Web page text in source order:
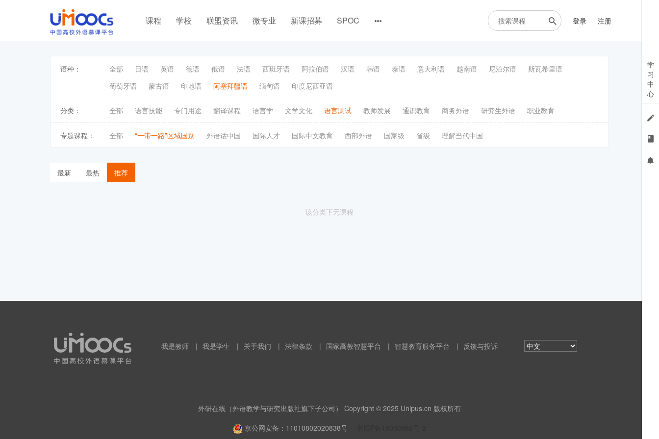
课程 学校 联盟资讯 微专业 新课招募 SPOC 登录 注册
语种： 全部 日语 英语 德语 俄语 法语 西班牙语 阿拉伯语 汉语 韩语 泰语 意大利语 越南语 尼泊尔语
斯瓦希里语
葡萄牙语
蒙古语 印地语 阿塞拜疆语 缅甸语 印度尼西亚语
分类： 全部 语言技能 专门用途 翻译课程 语言学 文学文化 语言测试 教师发展 通识教育 商务外语 研究生外语 职业教育
专题课程： 全部 “一带一路”区域国别 外语话中国 国际人才 国际中文教育 西部外语 国家级 省级 理解当代中国
最新 最热 推荐
该分类下无课程
我是教师 | 我是学生 | 关于我们 | 法律条款 | 国家高教智慧平台 | 智慧教育服务平台 | 反馈与投诉
外研在线（外语教学与研究出版社旗下子公司） Copyright © 2025 Unipus.cn 版权所有
京公网安备：11010802020838号
学
习
中
心